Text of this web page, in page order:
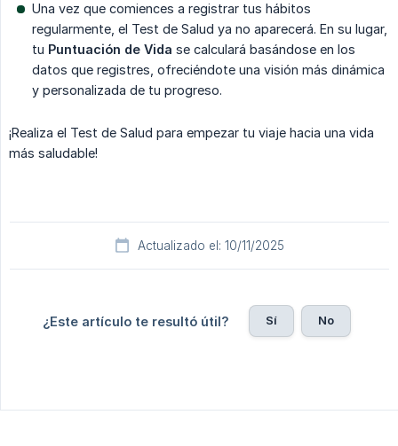
Una vez que comiences a registrar tus hábitos
regularmente, el Test de Salud ya no aparecerá. En su lugar,
tu Puntuación de Vida se calculará basándose en los
datos que registres, ofreciéndote una visión más dinámica
y personalizada de tu progreso.
¡Realiza el Test de Salud para empezar tu viaje hacia una vida
más saludable!
Actualizado el: 10/11/2025
¿Este artículo te resultó útil? Sí No